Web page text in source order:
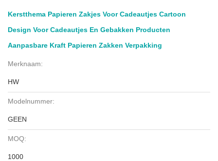
Kerstthema Papieren Zakjes Voor Cadeautjes Cartoon
Design Voor Cadeautjes En Gebakken Producten
Aanpasbare Kraft Papieren Zakken Verpakking
Merknaam:
HW
Modelnummer:
GEEN
MOQ:
1000